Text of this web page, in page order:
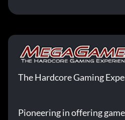
The Hardcore Gaming
Pioneering in offering